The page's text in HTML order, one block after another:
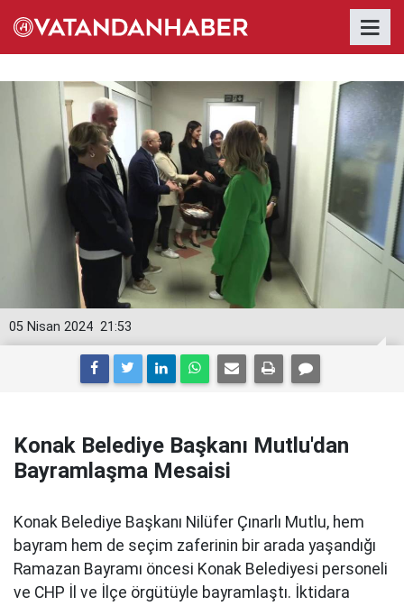
21:53
05 Nisan 2024
Konak Belediye Başkanı Mutlu'dan
Bayramlaşma Mesaisi
Konak Belediye Başkanı Nilüfer Çınarlı Mutlu, hem
bayram hem de seçim zaferinin bir arada yaşandığı
Ramazan Bayramı öncesi Konak Belediyesi personeli
ve CHP İl ve İlçe örgütüyle bayramlaştı. İktidara